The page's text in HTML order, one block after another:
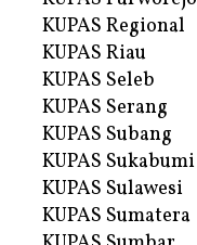
KUPAS Regional
KUPAS Riau
KUPAS Seleb
KUPAS Serang
KUPAS Subang
KUPAS Sukabumi
KUPAS Sulawesi
KUPAS Sumatera